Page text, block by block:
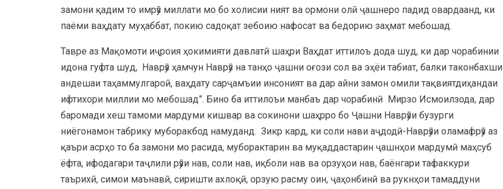
замони қадим то имрӯз миллати мо бо холисии ният ва ормони олӣ ҷашнеро падид овардаанд, ки
паёми ваҳдату муҳаббат, покию садоқат зебоию нафосат ва бедорию заҳмат мебошад.
Тавре аз Мақомоти иҷроия ҳокимияти давлатӣ шаҳри Ваҳдат иттилоъ дода шуд, ки дар чорабинии
идона гуфта шуд, Наврӯз ҳамчун Наврӯз на танҳо ҷашни оғози сол ва эҳёи табиат, балки таконбахши
андешаи таҳаммулгароӣ, ваҳдату сарҷамъии инсоният ва дар айни замон омили тақвиятдиҳандаи
ифтихори миллии мо мебошад”. Бино ба иттилоъи манбаъ дар чорабинӣ Мирзо Исмоилзода, дар
баромади хеш тамоми мардуми кишвар ва сокинони шаҳрро бо Ҷашни Наврӯзи бузурги
ниёгонамон табрику муборакбод намуданд. Зикр кард, ки соли нави аҷдодӣ-Наврӯзи оламафрӯз аз
қаъри асрҳо то ба замони мо расида, муборактарин ва муқаддастарин ҷашнҳои мардумӣ маҳсуб
ёфта, ифодагари таҷлили рӯзи нав, соли нав, иқболи нав ва орзуҳои нав, баёнгари тафаккури
таърихӣ, симои маънавӣ, сиришти ахлоқӣ, орзую расму оин, ҷаҳонбинӣ ва рукнҳои тамаддуни